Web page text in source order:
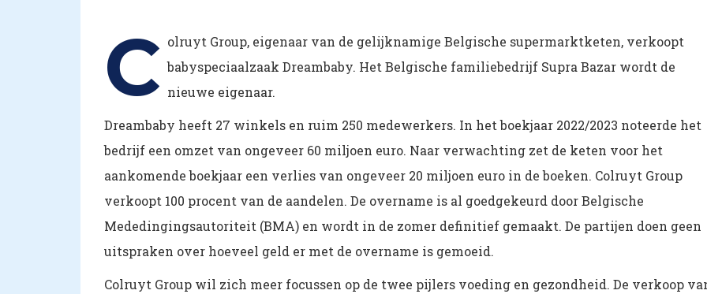
C olruyt Group, eigenaar van de gelijknamige Belgische supermarktketen, verkoopt
babyspeciaalzaak Dreambaby. Het Belgische familiebedrijf Supra Bazar wordt de
nieuwe eigenaar.
Dreambaby heeft 27 winkels en ruim 250 medewerkers. In het boekjaar 2022/2023 noteerde het
bedrijf een omzet van ongeveer 60 miljoen euro. Naar verwachting zet de keten voor het
aankomende boekjaar een verlies van ongeveer 20 miljoen euro in de boeken. Colruyt Group
verkoopt 100 procent van de aandelen. De overname is al goedgekeurd door Belgische
Mededingingsautoriteit (BMA) en wordt in de zomer definitief gemaakt. De partijen doen geen
uitspraken over hoeveel geld er met de overname is gemoeid.
Colruyt Group wil zich meer focussen op de twee pijlers voeding en gezondheid. De verkoop